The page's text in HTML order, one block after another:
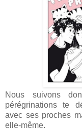
Nous suivons
pérégrinations te
avec ses proches
elle-même.